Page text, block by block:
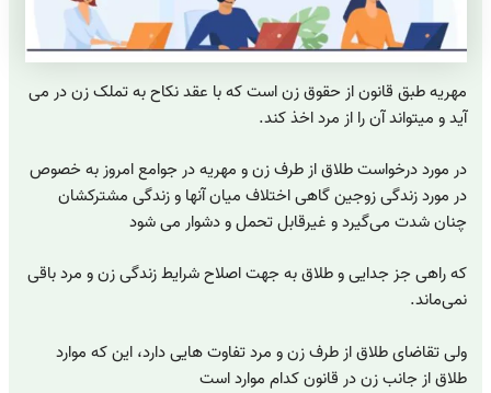
مهریه طبق قانون از حقوق زن است که با عقد نکاح به تملک زن در می
آید و میتواند آن را از مرد اخذ کند.
در مورد درخواست طلاق از طرف زن و مهریه در جوامع امروز به خصوص
در مورد زندگی زوجین گاهی اختلاف میان آنها و زندگی مشترکشان
چنان شدت می‌گیرد و غیرقابل تحمل و دشوار می شود
که راهی جز جدایی و طلاق به جهت اصلاح شرایط زندگی زن و مرد باقی
نمی‌ماند.
ولی تقاضای طلاق از طرف زن و مرد تفاوت هایی دارد، این که موارد
طلاق از جانب زن در قانون کدام موارد است